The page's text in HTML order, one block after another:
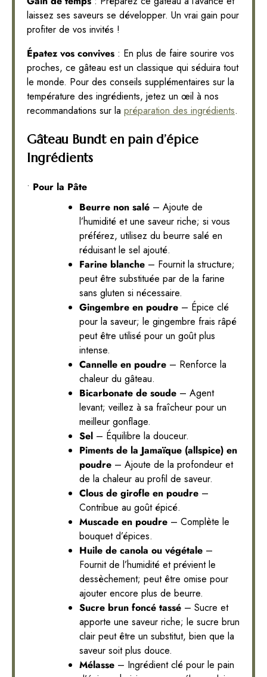
laissez ses saveurs se développer. Un vrai gain pour
profiter de vos invités !
Épatez vos convives : En plus de faire sourire vos
proches, ce gâteau est un classique qui séduira tout
le monde. Pour des conseils supplémentaires sur la
température des ingrédients, jetez un œil à nos
recommandations sur la préparation des ingrédients.
Gâteau Bundt en pain d’épice
Ingrédients
• Pour la Pâte
Beurre non salé – Ajoute de
l’humidité et une saveur riche; si vous
préférez, utilisez du beurre salé en
réduisant le sel ajouté.
Farine blanche – Fournit la structure;
peut être substituée par de la farine
sans gluten si nécessaire.
Gingembre en poudre – Épice clé
pour la saveur; le gingembre frais râpé
peut être utilisé pour un goût plus
intense.
Cannelle en poudre – Renforce la
chaleur du gâteau.
Bicarbonate de soude – Agent
levant; veillez à sa fraîcheur pour un
meilleur gonflage.
Sel – Équilibre la douceur.
Piments de la Jamaïque (allspice) en
poudre – Ajoute de la profondeur et
de la chaleur au profil de saveur.
Clous de girofle en poudre –
Contribue au goût épicé.
Muscade en poudre – Complète le
bouquet d’épices.
Huile de canola ou végétale –
Fournit de l’humidité et prévient le
dessèchement; peut être omise pour
ajouter encore plus de beurre.
Sucre brun foncé tassé – Sucre et
apporte une saveur riche; le sucre brun
clair peut être un substitut, bien que la
saveur soit plus douce.
Mélasse – Ingrédient clé pour le pain